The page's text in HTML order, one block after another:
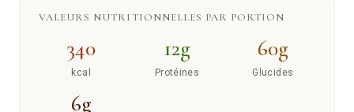
VALEURS NUTRITIONNELLES PAR PORTION
340
kcal
12g
Protéines
60g
Glucides
6g